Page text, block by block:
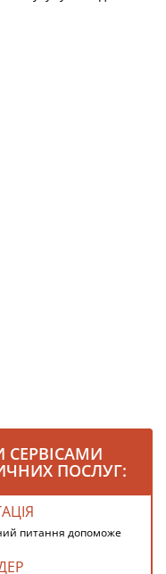
ПОСЛУГ:
питання допоможе